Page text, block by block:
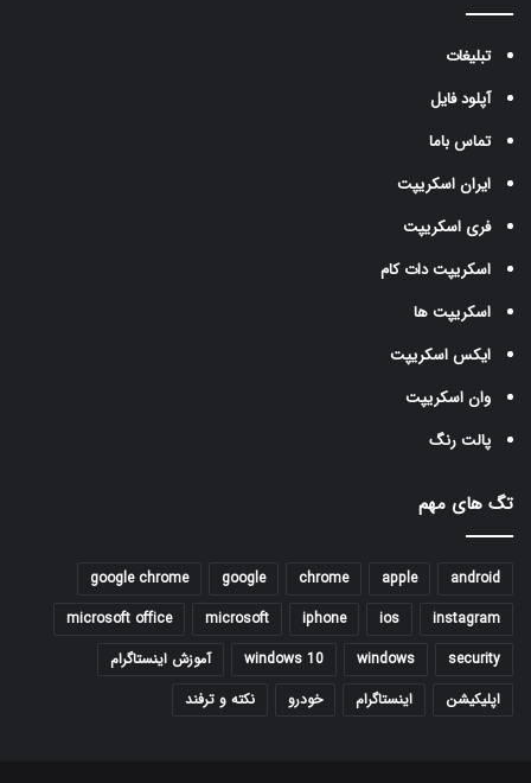
تبلیغات
آپلود فایل
تماس باما
ایران اسکریپت
فری اسکریپت
اسکریپت دات کام
اسکریپت ها
ایکس اسکریپت
وان اسکریپت
پالت رنگ
تگ های مهم
android
apple
chrome
google
google chrome
instagram
ios
iphone
microsoft
microsoft office
security
windows
windows 10
آموزش اینستاگرام
اپلیکیشن
اینستاگرام خودرو نکته و ترفند